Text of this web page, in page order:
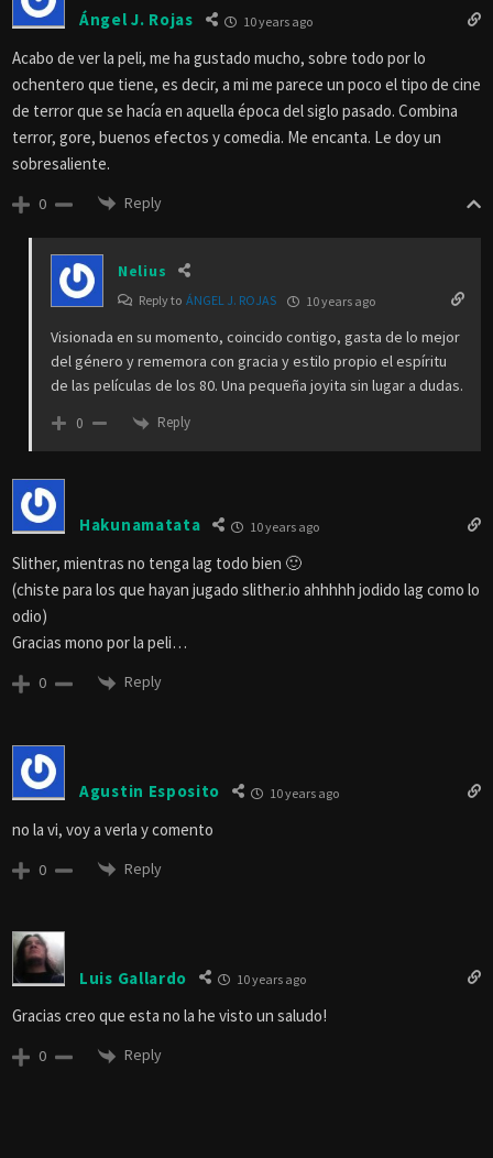
Ángel J. Rojas 10 years ago
Acabo de ver la peli, me ha gustado mucho, sobre todo por lo
ochentero que tiene, es decir, a mi me parece un poco el tipo de cine
de terror que se hacía en aquella época del siglo pasado. Combina
terror, gore, buenos efectos y comedia. Me encanta. Le doy un
sobresaliente.
0 Reply
Nelius
Reply to ÁNGEL J. ROJAS 10 years ago
Visionada en su momento, coincido contigo, gasta de lo mejor
del género y rememora con gracia y estilo propio el espíritu
de las películas de los 80. Una pequeña joyita sin lugar a dudas.
0 Reply
Hakunamatata 10 years ago
Slither, mientras no tenga lag todo bien 🙂
(chiste para los que hayan jugado slither.io ahhhhh jodido lag como lo
odio)
Gracias mono por la peli…
0 Reply
Agustin Esposito 10 years ago
no la vi, voy a verla y comento
0 Reply
Luis Gallardo 10 years ago
Gracias creo que esta no la he visto un saludo!
0 Reply